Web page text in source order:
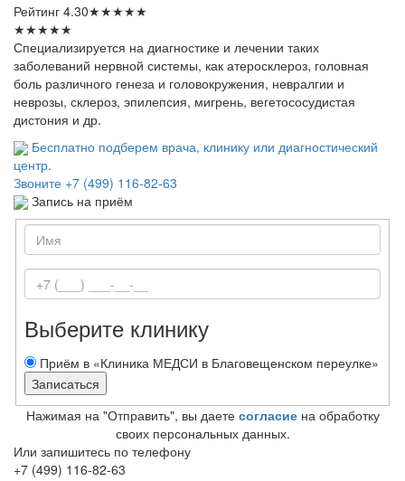
Рейтинг 4.30★★★★★
★★★★★
Специализируется на диагностике и лечении таких
заболеваний нервной системы, как атеросклероз, головная
боль различного генеза и головокружения, невралгии и
неврозы, склероз, эпилепсия, мигрень, вегетососудистая
дистония и др.
Бесплатно подберем врача, клинику или диагностический
центр.
Звоните +7 (499) 116-82-63
Запись на приём
Выберите клинику
Приём в «Клиника МЕДСИ в Благовещенском переулке»
Нажимая на "Отправить", вы даете согласиена обработку
своих персональных данных.
Или запишитесь по телефону
+7 (499) 116-82-63